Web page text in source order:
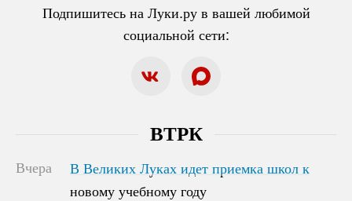
Подпишитесь на Луки.ру в вашей любимой
социальной сети:
ВТРК
Вчера
В Великих Луках идет приемка школ к
новому учебному году
В Великих Луках идет приемка школ к
новому учебному году